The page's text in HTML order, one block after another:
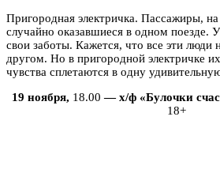
Пригородная электричка. Пассажиры,
случайно оказавшиеся в одном поезде.
свои заботы. Кажется, что все эти люди
другом. Но в пригородной электричке
чувства сплетаются в одну
19 ноября, 18.00 — х/ф «Булочки
18+